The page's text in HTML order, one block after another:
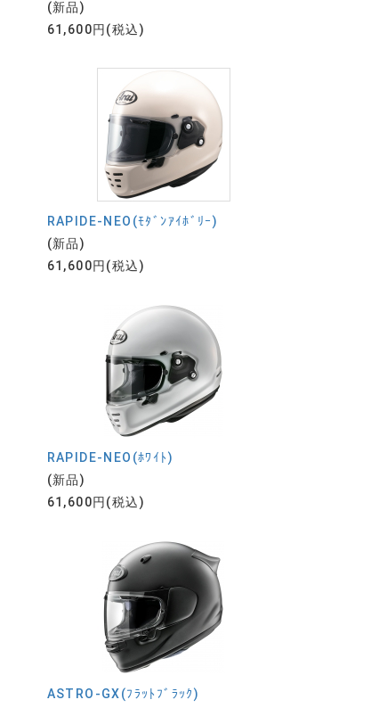
(新品)
61,600円(税込)
RAPIDE-NEO(ﾓﾀﾞﾝｱｲﾎﾞﾘｰ)
(新品)
61,600円(税込)
RAPIDE-NEO(ﾎﾜｲﾄ)
(新品)
61,600円(税込)
ASTRO-GX(ﾌﾗｯﾄﾌﾞﾗｯｸ)